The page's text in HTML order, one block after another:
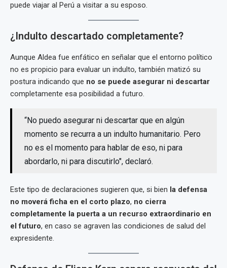
puede viajar al Perú a visitar a su esposo.
¿Indulto descartado completamente?
Aunque Aldea fue enfático en señalar que el entorno político
no es propicio para evaluar un indulto, también matizó su
postura indicando que no se puede asegurar ni descartar
completamente esa posibilidad a futuro.
“No puedo asegurar ni descartar que en algún
momento se recurra a un indulto humanitario. Pero
no es el momento para hablar de eso, ni para
abordarlo, ni para discutirlo", declaró.
Este tipo de declaraciones sugieren que, si bien la defensa
no moverá ficha en el corto plazo, no cierra
completamente la puerta a un recurso extraordinario en
el futuro, en caso se agraven las condiciones de salud del
expresidente.